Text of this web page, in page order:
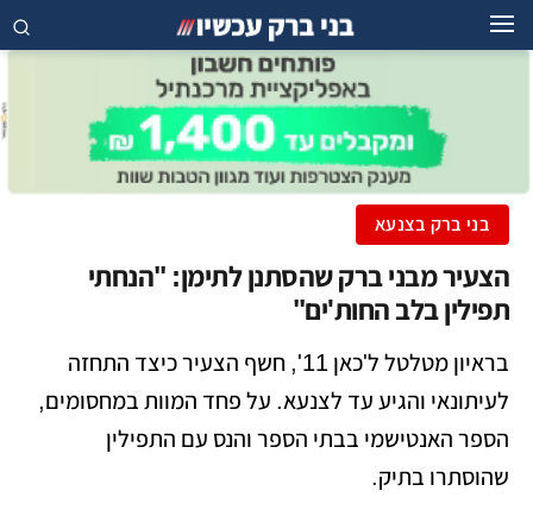
בני ברק בצנעא
הצעיר מבני ברק שהסתנן לתימן: "הנחתי
תפילין בלב החות'ים"
בראיון מטלטל ל'כאן 11', חשף הצעיר כיצד התחזה
לעיתונאי והגיע עד לצנעא. על פחד המוות במחסומים,
הספר האנטישמי בבתי הספר והנס עם התפילין
שהוסתרו בתיק.